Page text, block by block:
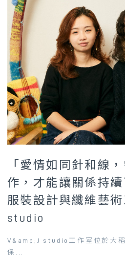
「愛情如同針和線
作，才能讓關係持
服裝設計與纖維藝
studio
V&amp;J studio工作室位於大
保...